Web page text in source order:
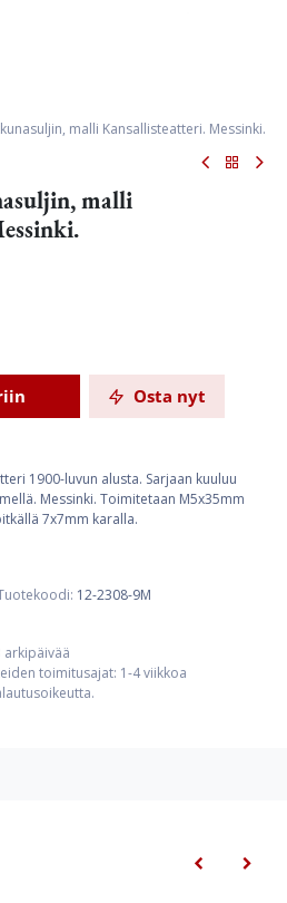
malli Kansallisteatteri. Messinki.
malli
Osta nyt
1900-luvun alusta. Sarjaan kuuluu
Messinki. Toimitetaan M5x35mm
7x7mm karalla.
12-2308-9M
toimitusajat: 1-4 viikkoa